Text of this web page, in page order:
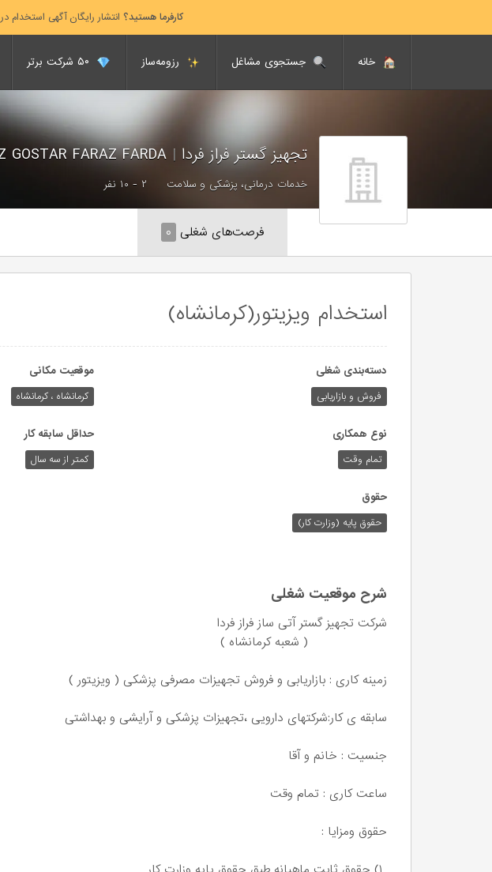
کارفرما هستید؟ انتشار رایگان آگهی استخدام در ۲۵ استان و ۲۶ دسته‌بندی شغلی
خانه جستجوی مشاغل رزومه‌ساز
تجهيز گستر فراز فردا |
خدمات درمانی، پزشکی و سلامت ۲ - ۱۰ نفر
فرصت‌های شغلی ۰
استخدام ويزيتور(کرمانشاه)
دسته‌بندی شغلی
فروش و بازاریابی
موقعیت مکانی
کرمانشاه ، کرمانشاه
نوع همکاری
تمام وقت
حداقل سابقه کار
کمتر از سه سال
حقوق
حقوق پایه (وزارت کار)
شرح موقعیت شغلی
شرکت تجهیز گستر آتی ساز فراز فردا
( شعبه کرمانشاه )
زمینه کاری : بازاریابی و فروش تجهیزات مصرفی پزشکی ( ویزیتور )
سابقه ی کار:شرکتهای دارویی ،تجهیزات پزشکی و آرایشی و بهداشتی
جنسیت : خانم و آقا
ساعت کاری : تمام وقت
حقوق ومزایا :